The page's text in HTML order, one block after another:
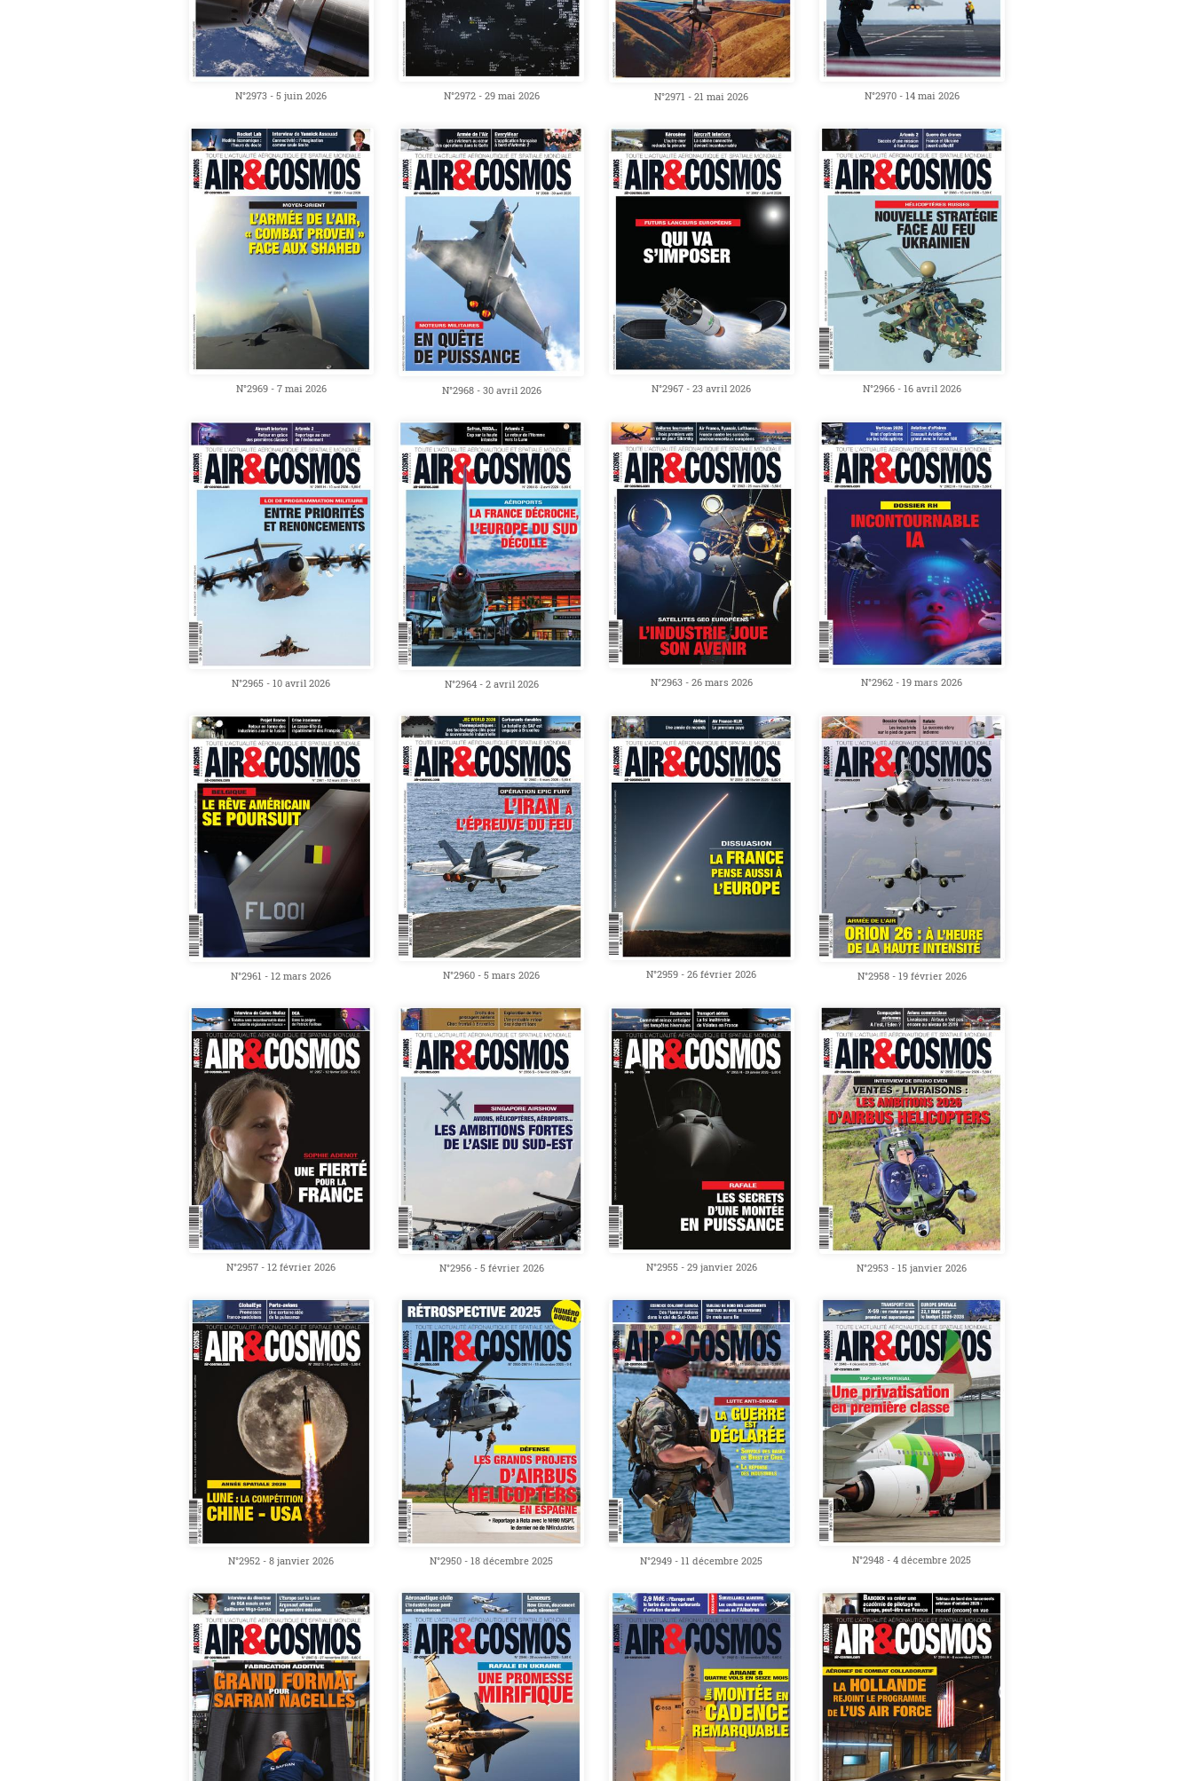
N°2973 - 5 juin 2026 N°2972 - 29 mai 2026 N°2971 - 21 mai 2026 N°2970 - 14 mai 2026
N°2969 - 7 mai 2026 N°2968 - 30 avril 2026 N°2967 - 23 avril 2026 N°2966 - 16 avril 2026
N°2965 - 10 avril 2026 N°2964 - 2 avril 2026 N°2963 - 26 mars 2026 N°2962 - 19 mars 2026
N°2961 - 12 mars 2026 N°2960 - 5 mars 2026 N°2959 - 26 février 2026 N°2958 - 19 février 2026
N°2957 - 12 février 2026 N°2956 - 5 février 2026 N°2955 - 29 janvier 2026 N°2953 - 15 janvier 2026
N°2952 - 8 janvier 2026 N°2950 - 18 décembre 2025 N°2949 - 11 décembre 2025 N°2948 - 4 décembre 2025